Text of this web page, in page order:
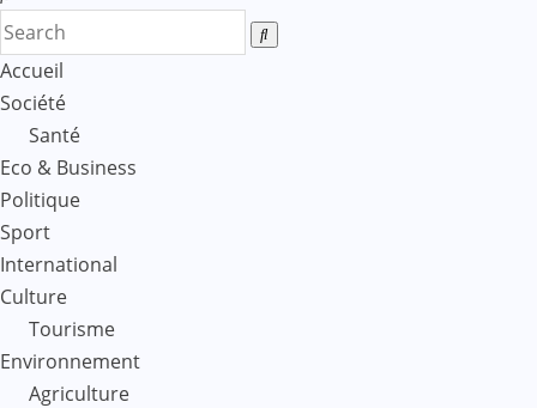
Accueil
Société
Santé
Eco & Business
Politique
Sport
International
Culture
Tourisme
Environnement
Agriculture